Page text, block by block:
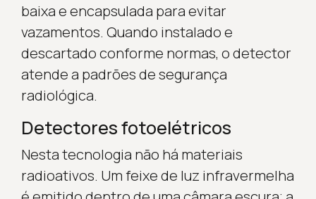
baixa e encapsulada para evitar
vazamentos. Quando instalado e
descartado conforme normas, o detector
atende a padrões de segurança
radiológica.
Detectores fotoelétricos
Nesta tecnologia não há materiais
radioativos. Um feixe de luz infravermelha